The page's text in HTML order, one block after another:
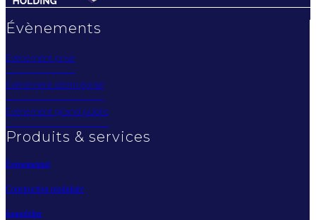
Évènements
Évènement privé
Évènement d'entreprise
Évènement grand public
Produits & services
Évènementiel
Construction modulaire
Immobilier